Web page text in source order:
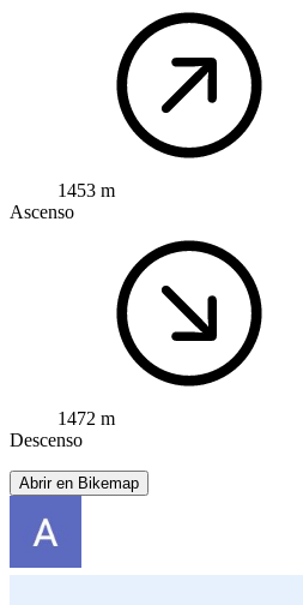
1453 m
Ascenso
1472 m
Descenso
Abrir en Bikemap